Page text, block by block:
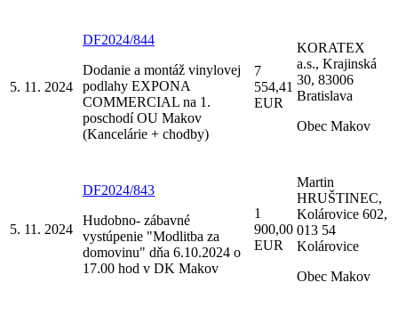
5. 11. 2024
DF2024/844
Dodanie a montáž vinylovej
podlahy EXPONA
COMMERCIAL na 1.
poschodí OU Makov
(Kancelárie + chodby)
7
554,41
EUR
KORATEX
a.s., Krajinská
30, 83006
Bratislava
Obec Makov
5. 11. 2024
DF2024/843
Hudobno- zábavné
vystúpenie "Modlitba za
domovinu" dňa 6.10.2024 o
17.00 hod v DK Makov
1
900,00
EUR
Martin
HRUŠTINEC,
Kolárovice 602,
013 54
Kolárovice
Obec Makov